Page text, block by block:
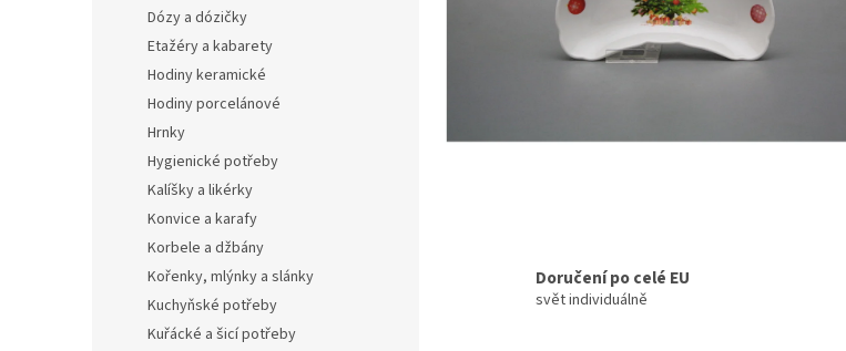
Dózy a dózičky
Etažéry a kabarety
Hodiny keramické
Hodiny porcelánové
Hrnky
Hygienické potřeby
Kalíšky a likérky
Konvice a karafy
Korbele a džbány
Kořenky, mlýnky a slánky
Kuchyňské potřeby
Kuřácké a šicí potřeby
Doručení po celé EU
svět individuálně